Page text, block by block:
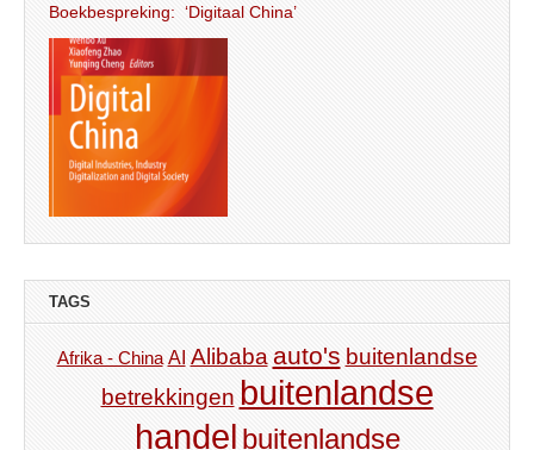
Boekbespreking: ‘Digitaal China’
TAGS
Afrika - China AI Alibaba auto's buitenlandse
betrekkingen buitenlandse
handel buitenlandse